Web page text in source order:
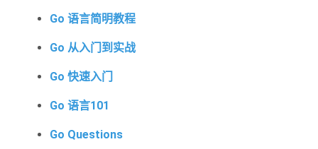
Go 语言简明教程
Go 从入门到实战
Go 快速入门
Go 语言101
Go Questions